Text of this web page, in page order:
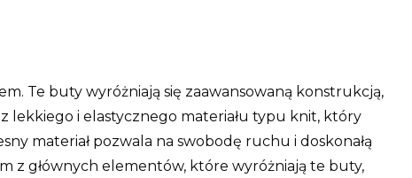
Te buty wyróżniają się zaawansowaną konstrukcją,
lekkiego i elastycznego materiału typu knit, który
materiał pozwala na swobodę ruchu i doskonałą
z głównych elementów, które wyróżniają te buty,